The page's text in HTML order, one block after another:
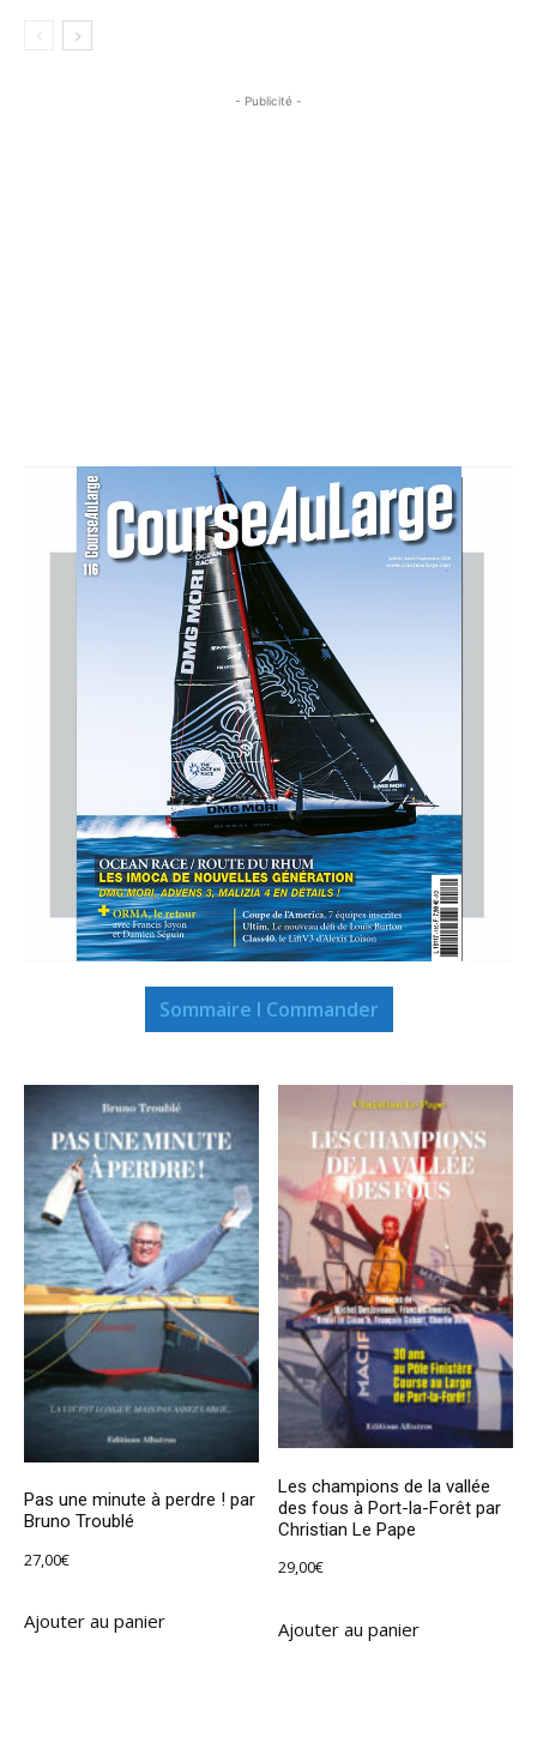
- Publicité -
Sommaire I Commander
Pas une minute à perdre ! par
Bruno Troublé
27,00€
Ajouter au panier
Les champions de la vallée
des fous à Port-la-Forêt par
Christian Le Pape
29,00€
Ajouter au panier